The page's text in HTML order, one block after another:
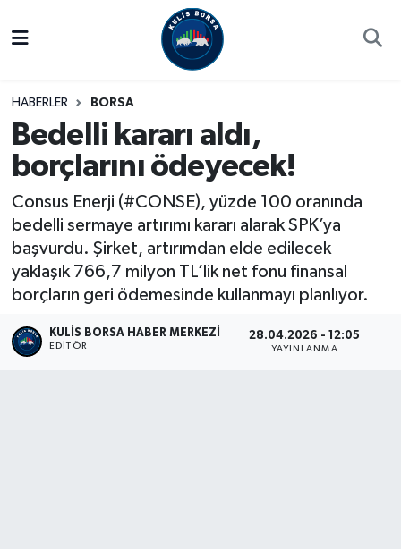
HABERLER BORSA
Bedelli kararı aldı,
borçlarını ödeyecek!
Consus Enerji (#CONSE), yüzde 100 oranında
bedelli sermaye artırımı kararı alarak SPK’ya
başvurdu. Şirket, artırımdan elde edilecek
yaklaşık 766,7 milyon TL’lik net fonu finansal
borçların geri ödemesinde kullanmayı planlıyor.
KULIS BORSA HABER MERKEZI
EDITÖR
28.04.2026 - 12:05
YAYINLANMA
Kulis Haber
Halka Arzlar
Ekonomi
Süper Lig Puan Durumu ve Fikstür
Tüm Manşetler
Son Dakika Haberleri
Haber Arşivi